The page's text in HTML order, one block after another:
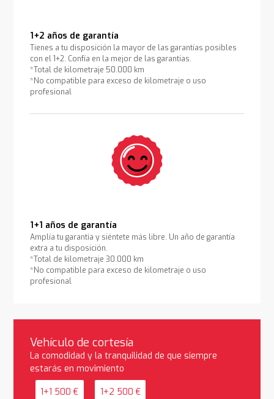
1+2 años de garantía
Tienes a tu disposición la mayor de las garantías posibles
con el 1+2. Confía en la mejor de las garantías.
*Total de kilometraje 50.000 km
*No compatible para exceso de kilometraje o uso
profesional
1+1 años de garantía
Amplía tu garantía y siéntete más libre. Un año de garantía
extra a tu disposición.
*Total de kilometraje 30.000 km
*No compatible para exceso de kilometraje o uso
profesional
Vehículo de cortesía
La comodidad y la tranquilidad de que siempre
estarás en movimiento
1+1 500 € 1+2 500 €